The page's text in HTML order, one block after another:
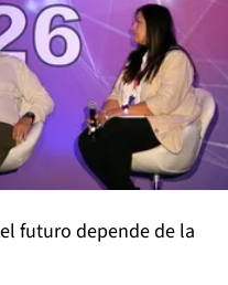
futuro depende de la